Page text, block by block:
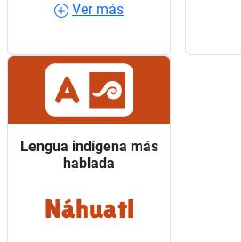
Ver más
Lengua indígena más
hablada
Náhuatl
Lengua indígena más
hablada
5 de cada 10 hablantes
de lengua indígena